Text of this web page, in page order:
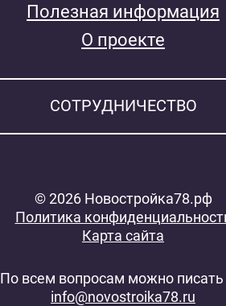
Полезная информация
О проекте
СОТРУДНИЧЕСТВО
© 2026 Новостройка78.рф
Политика
Карта сайта
По всем вопросам можно писать
info@novostroika78.ru